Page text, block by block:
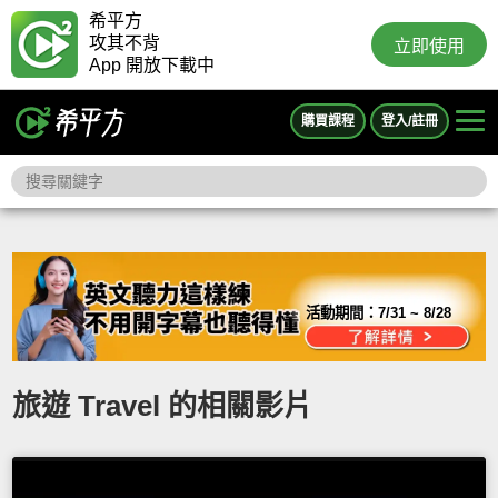
希平方
攻其不背
App 開放下載中
立即使用
購買課程 登入/註冊
活動期間：7/31 ~ 8/28
旅遊 Travel 的相關影片